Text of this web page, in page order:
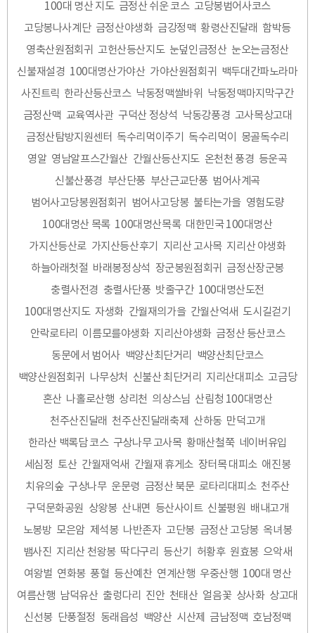
100대 명산 지도 금정산 쉬운 코스 고당봉범어사코스
고당봉나사계단 금정산야생화 금강정맥 황령산진달래 함박등
영축산원점회귀 고헌산등산지도 눈덮인금정산 눈오는금정산
신불재설경 100대명산가야산 가야산원점회귀
백두대간파노라마
사진트릭 한라산등산코스 낙동정맥쌀바위
낙동정맥마지막구간
금정산맥 교육역사관 구덕산 정상석 낙동강풍경 고사목상고대
금정산탐방지원센터 독수리먹이주기 독수리먹이
몽골독수리
영알 영남알프스간월산 간월산등산지도 온천천 풍경 등운곡
신불산풍경 부산단풍 부산근교단풍 범어사계곡
범어사고당봉원점회귀
범어사고당봉 불타는가을 영험도량
100대명산 목록 100대명산목록 대한민국 100대명산
가지산등산로 가지산등산후기 지리산 고사목 지리산 야생화
하늘아래첫절 바래봉정상석 장군봉원점회귀
금정산장군봉
충렬사전경 충렬사단풍 밧줄구간 100대명산도전
100대명산지도 자생화 간월재의가을 간월산억새 도시길걷기
안락로타리
이름모를야생화 지리산야생화 금정산 등산코스
동문에서 범어사 백양산최단거리
백양산최단코스
백양산원점회귀
나무상처 신불산 최단거리 지리산대피소 고금당
혼산 나홀로산행 상리천 의상스님 산림청 100대명산
천주산진달래 천주산진달래축제 산하동 만덕고개
한라산 백록담 코스 구상나무 고사목 황매산철쭉 네이버유입
세심정 토산 간월재억새 간월재 휴게소 장터목 대피소 애진봉
치유의숲 구상나무 운문령 금정산 북문 로타리대피소 천주산
구덕문화공원 상왕봉 산내면 등산사이트 신불평원 배내고개
노봉방 모은암 제석봉 나반존자 고단봉 금정산 고당봉 옥녀봉
뱀사진 지리산 천왕봉 딱다구리 등산기 허황후 원효봉 으악새
여왕벌 연화봉 풍혈 등산예찬 연계산행 우중산행 100대 명산
여름산행 남덕유산 출렁다리 진안 천태산 얼음꽃 상사화 상고대
신선봉 단풍절정 동래읍성 백양산 시산제 금남정맥 호남정맥